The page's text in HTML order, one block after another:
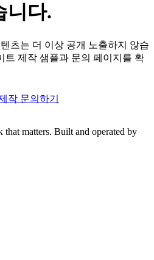
니다.
츠는 더 이상 공개 노출하지 않습
트 제작 샘플과 문의 페이지를 확
작 문의하기
matters. Built and operated by